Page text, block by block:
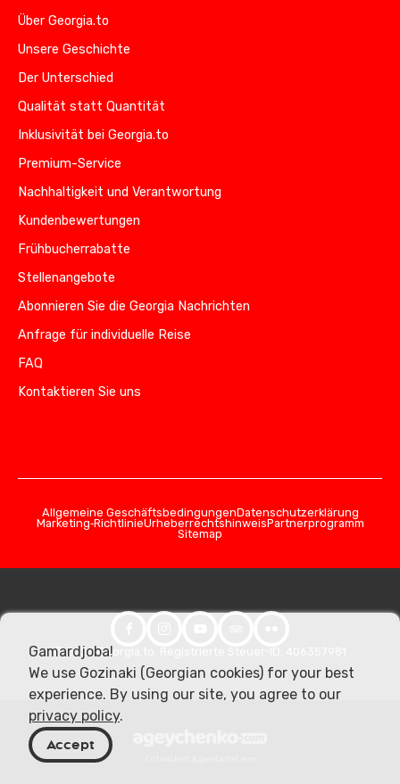
Über Georgia.to
Unsere Geschichte
Der Unterschied
Qualität statt Quantität
Inklusivität bei Georgia.to
Premium-Service
Nachhaltigkeit und Verantwortung
Kundenbewertungen
Frühbucherrabatte
Stellenangebote
Abonnieren Sie die Georgia Nachrichten
Anfrage für individuelle Reise
FAQ
Kontaktieren Sie uns
Allgemeine GeschäftsbedingungenDatenschutzerklärung
Marketing‑RichtlinieUrheberrechtshinweisPartnerprogramm
Sitemap
© 2026 Georgia.to. Registrierte Steuer-ID: 406357981
Gamardjoba!
We use Gozinaki (Georgian cookies) for your best
experience. By using our site, you agree to our
privacy policy.
Accept